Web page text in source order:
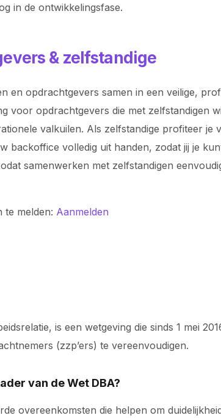
in de ontwikkelingsfase.
& zelfstandige
en opdrachtgevers samen in een veilige,
voor opdrachtgevers die met zelfstandigen
valkuilen. Als zelfstandige profiteer
backoffice volledig uit handen, zodat jij je
samenwerken met zelfstandigen
te melden: Aanmelden
is een wetgeving die sinds 1 mei
(zzp’ers) te vereenvoudigen.
van de Wet DBA?
overeenkomsten die helpen om